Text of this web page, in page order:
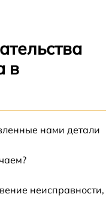
в
нами детали
неисправности,